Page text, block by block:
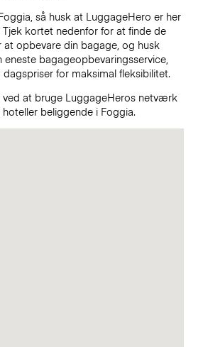
så husk at LuggageHero er her
kortet nedenfor for at finde de
at opbevare din bagage, og husk
bagageopbevaringsservice,
for maksimal fleksibilitet.
ved at bruge LuggageHeros netværk
beliggende i Foggia.